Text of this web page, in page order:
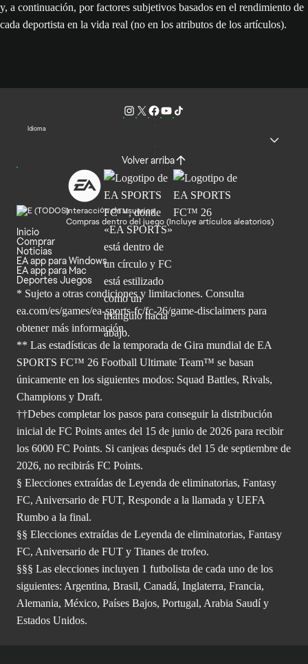
y, a continuación, por factores subjetivos basados en el rendimiento de
cada deportista en la vida real (no en los atributos de los artículos).
Idioma
Volver arriba
Interacción de usuarios
Compras dentro del juego (Incluye artículos aleatorios)
Inicio
Comprar
Noticias
EA app para Windows
EA app para Mac
Deportes Juegos
* Sujeto a otras condiciones y limitaciones. Consulta
ea.com/es/games/ea-sports-fc/fc-26/game-disclaimers para
obtenermás información.
** Las estadísticas de la temporada de Gira mundial de EA
SPORTS FC™ 26 Football Ultimate Team™ se basan
únicamente en los siguientes modos: Squad Battles, Rivals,
Champions y Draft.
††Debes completar los pasos para conseguir la distribución
inicial de FC Points antes del 15 de junio de 2026 para recibir
los 6000 FC Points. Si canjeas después del 15 de septiembre de
2026, no recibirás FC Points.
§ Elecciones extraídas de Leyenda de eliminatorias, Fantasy
FC, Aniversario de FUT, Responde a la llamada y UEFA
Rumbo a la final.
§§ Elecciones extraídas de Leyenda de eliminatorias, Fantasy
FC, Aniversario de FUT y Titanes de trofeo.
§§§ Las elecciones incluyen 1 futbolista de cada uno de los
siguientes: Argentina, Brasil, Canadá, Inglaterra, Francia,
Alemania, México, Países Bajos, Portugal, Arabia Saudí y
Estados Unidos.